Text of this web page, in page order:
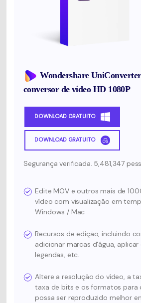
Wondershare
conversor de vídeo HD 1080P
DOWNLOAD GRATUITO
DOWNLOAD GRATUITO
Segurança verificada. 5,481,347
Edite MOV e outros mais de
vídeo com visualização em
Windows / Mac
Recursos de edição, incluindo
adicionar marcas d'água,
legendas, etc.
Altere a resolução do vídeo, a
taxa de bits e os formatos para
possa ser reproduzido melhor